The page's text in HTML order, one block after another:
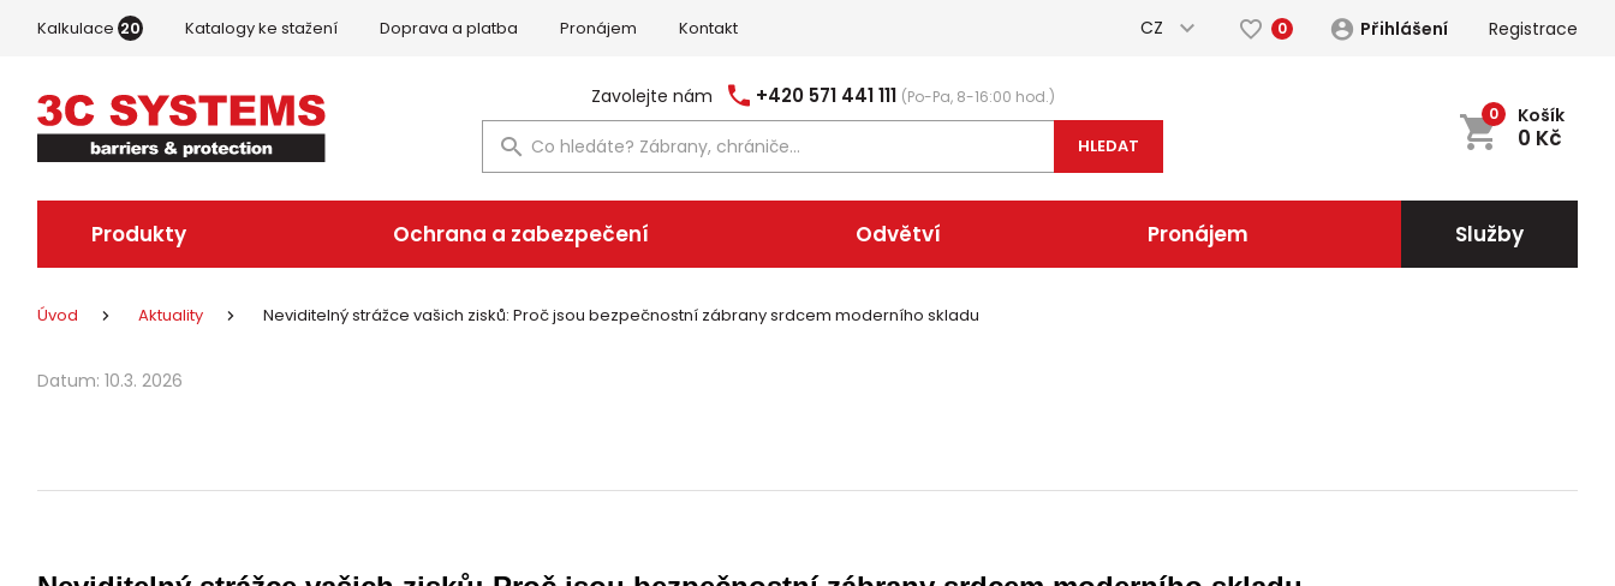
Kalkulace 20 Katalogy ke stažení Doprava a platba Pronájem Kontakt CZ 0 Přihlášení Registrace
Zavolejte nám +420 571 441 111 (Po-Pa, 8-16:00 hod.)
HLEDAT
Košík
0 Kč
0
Produkty Ochrana a zabezpečení Odvětví Pronájem Služby
Úvod Aktuality Neviditelný strážce vašich zisků: Proč jsou bezpečnostní zábrany srdcem moderního skladu
Datum: 10.3. 2026